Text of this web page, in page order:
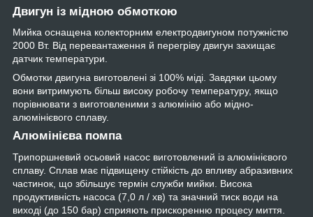
Двигун із мідною обмоткою
Мийка оснащена колекторним електродвигуном потужністю
2000 Вт. Від перевантаження й перегріву двигун захищає
датчик температури.
Обмотки двигуна виготовлені зі 100% міді. Завдяки цьому
вони витримують більш високу робочу температуру, якщо
порівнювати з виготовленими з алюмінію або мідно-
алюмінієвого сплаву.
Алюмінієва помпа
Трипоршневий осьовий насос виготовлений із алюмінієвого
сплаву. Сплав має підвищену стійкість до впливу абразивних
частинок, що збільшує термін служби мийки. Висока
продуктивність насоса (7,0 л / хв) та значний тиск води на
виході (до 150 бар) сприяють прискоренню процесу миття.